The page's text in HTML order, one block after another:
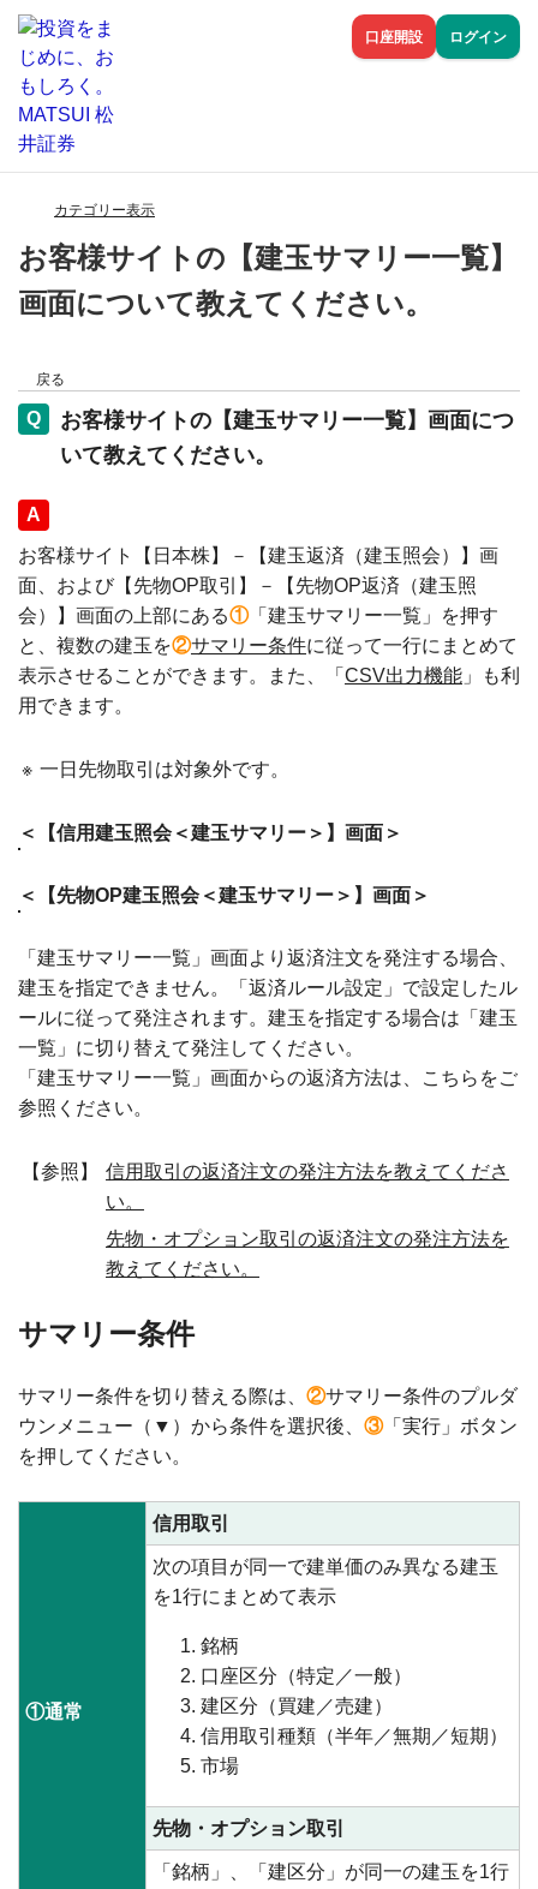
口座開設 ログイン
カテゴリー表示
お客様サイトの【建玉サマリー一覧】
画面について教えてください。
戻る
お客様サイトの【建玉サマリー一覧】画面につ
いて教えてください。
回答
お客様サイト【日本株】－【建玉返済（建玉照会）】画
面、および【先物OP取引】－【先物OP返済（建玉照
会）】画面の上部にある①「建玉サマリー一覧」を押す
と、複数の建玉を②サマリー条件に従って一行にまとめて
表示させることができます。また、「 CSV出力機能 」も利
用できます。
※ 一日先物取引は対象外です。
＜【信用建玉照会＜建玉サマリー＞】画面＞
＜【先物OP建玉照会＜建玉サマリー＞】画面＞
「建玉サマリー一覧」画面より返済注文を発注する場合、
建玉を指定できません。「返済ルール設定」で設定したル
ールに従って発注されます。建玉を指定する場合は「建玉
一覧」に切り替えて発注してください。
「建玉サマリー一覧」画面からの返済方法は、こちらをご
参照ください。
【参照】
信用取引の返済注文の発注方法を教えてくださ
い。
先物・オプション取引の返済注文の発注方法を
教えてください。
サマリー条件
サマリー条件を切り替える際は、 ②サマリー条件のプルダ
ウンメニュー（▼）から条件を選択後、 ③「実行」ボタン
を押してください。
①通常
信用取引
次の項目が同一で建単価のみ異なる建玉
を1行にまとめて表示
銘柄
口座区分（特定／一般）
建区分（買建／売建）
信用取引種類（半年／無期／短期）
市場
先物・オプション取引
「銘柄」、「建区分」が同一の建玉を1行